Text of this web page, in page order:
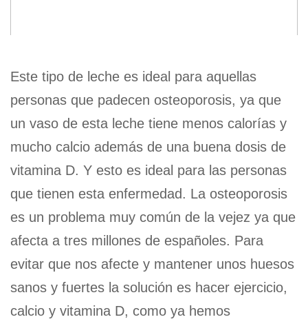
Este tipo de leche es ideal para aquellas
personas que padecen osteoporosis, ya que
un vaso de esta leche tiene menos calorías y
mucho calcio además de una buena dosis de
vitamina D. Y esto es ideal para las personas
que tienen esta enfermedad. La osteoporosis
es un problema muy común de la vejez ya que
afecta a tres millones de españoles. Para
evitar que nos afecte y mantener unos huesos
sanos y fuertes la solución es hacer ejercicio,
calcio y vitamina D, como ya hemos